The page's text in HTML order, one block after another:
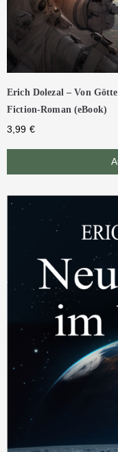
Erich Dolezal – Von
Fiction-Roman (eBook)
3,99 €